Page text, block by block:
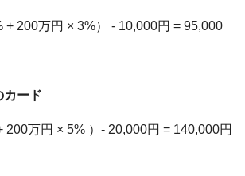
+ 200万円 × 3%） - 10,000円 = 95,000
カード
200万円 × 5% ）- 20,000円 = 140,000円